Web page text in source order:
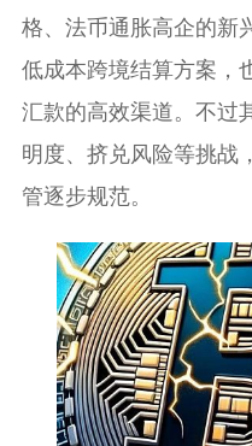
格、法币通胀高企的新
低成本跨境结算方案，
汇款的高效渠道。不过
明度、挤兑风险等挑战
管逐步规范。